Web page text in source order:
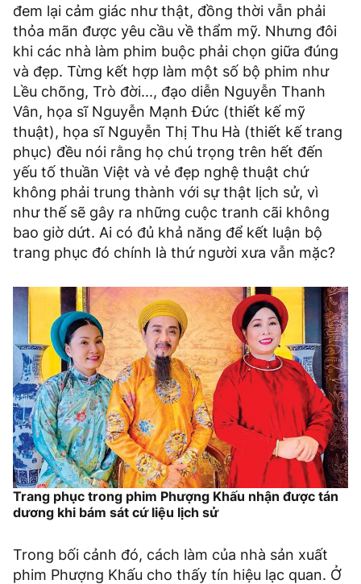
đem lại cảm giác như thật, đồng thời vẫn phải
thỏa mãn được yêu cầu về thẩm mỹ. Nhưng đôi
khi các nhà làm phim buộc phải chọn giữa đúng
và đẹp. Từng kết hợp làm một số bộ phim như
Lều chõng, Trò đời..., đạo diễn Nguyễn Thanh
Vân, họa sĩ Nguyễn Mạnh Đức (thiết kế mỹ
thuật), họa sĩ Nguyễn Thị Thu Hà (thiết kế trang
phục) đều nói rằng họ chú trọng trên hết đến
yếu tố thuần Việt và vẻ đẹp nghệ thuật chứ
không phải trung thành với sự thật lịch sử, vì
như thế sẽ gây ra những cuộc tranh cãi không
bao giờ dứt. Ai có đủ khả năng để kết luận bộ
trang phục đó chính là thứ người xưa vẫn mặc?
Trang phục trong phim Phượng Khấu nhận được tán
dương khi bám sát cứ liệu lịch sử
Trong bối cảnh đó, cách làm của nhà sản xuất
phim Phượng Khấu cho thấy tín hiệu lạc quan. Ở